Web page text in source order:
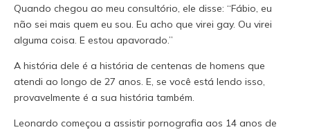
Quando chegou ao meu consultório, ele disse: “Fábio, eu
não sei mais quem eu sou. Eu acho que virei gay. Ou virei
alguma coisa. E estou apavorado.”
A história dele é a história de centenas de homens que
atendi ao longo de 27 anos. E, se você está lendo isso,
provavelmente é a sua história também.
Leonardo começou a assistir pornografia aos 14 anos de